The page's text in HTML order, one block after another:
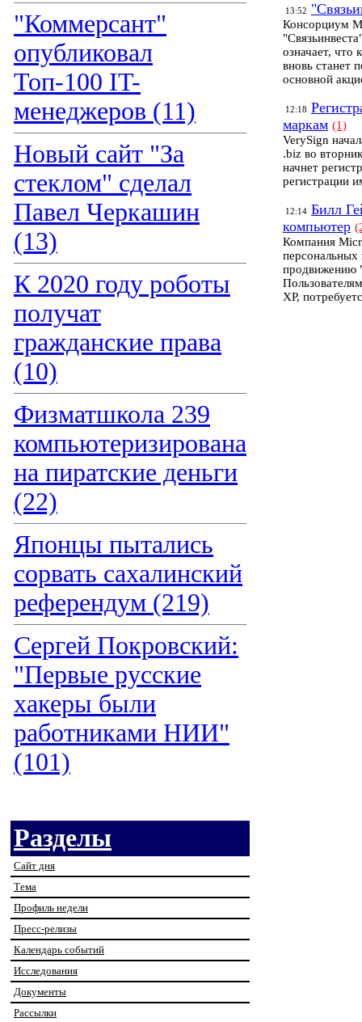
"Коммерсант"
опубликовал
Топ-100 IT-
менеджеров (11)
Новый сайт "За
стеклом" сделал
Павел Черкашин
(13)
К 2020 году роботы
получат
гражданские права
(10)
Физматшкола 239
компьютеризирована
на пиратские деньги
(22)
Японцы пытались
сорвать сахалинский
референдум (219)
Сергей Покровский:
"Первые русские
хакеры были
работниками НИИ"
(101)
Разделы
Сайт дня
Тема
Профиль недели
Пресс-релизы
Календарь событий
Исследования
Документы
Рассылки
13:52
Консорциум
означает, что
вновь станет
основной
12:18
маркам (1)
VerySign
.biz во
начнет
регистрации
12:14 Билл
компьютер
Компания
персональных
продвижению
XP,